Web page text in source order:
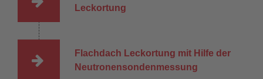
Leckortung
Flachdach Leckortung mit Hilfe der
Neutronensondenmessung